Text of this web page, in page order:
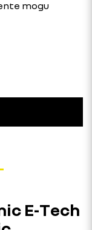
mogu
E-Tech